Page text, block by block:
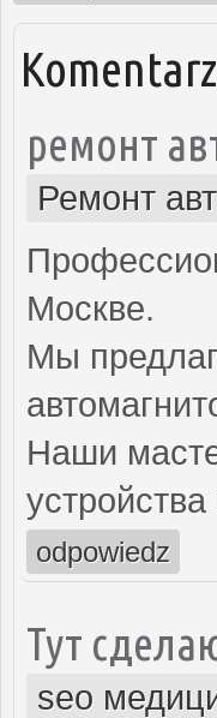
ремонт
Ремонт
Москве.
Мы
Наши
odpowiedz
Тут
seo